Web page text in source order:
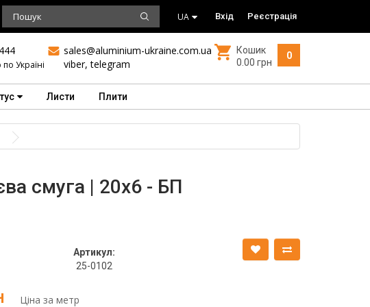
UA Вхід Реєстрація
Україні
sales@aluminium-ukraine.com.ua
viber,telegram
0
Кошик
0.00 грн
Листи Плити
смуга | 20х6 - БП
Артикул:
25-0102
Ціна за метр